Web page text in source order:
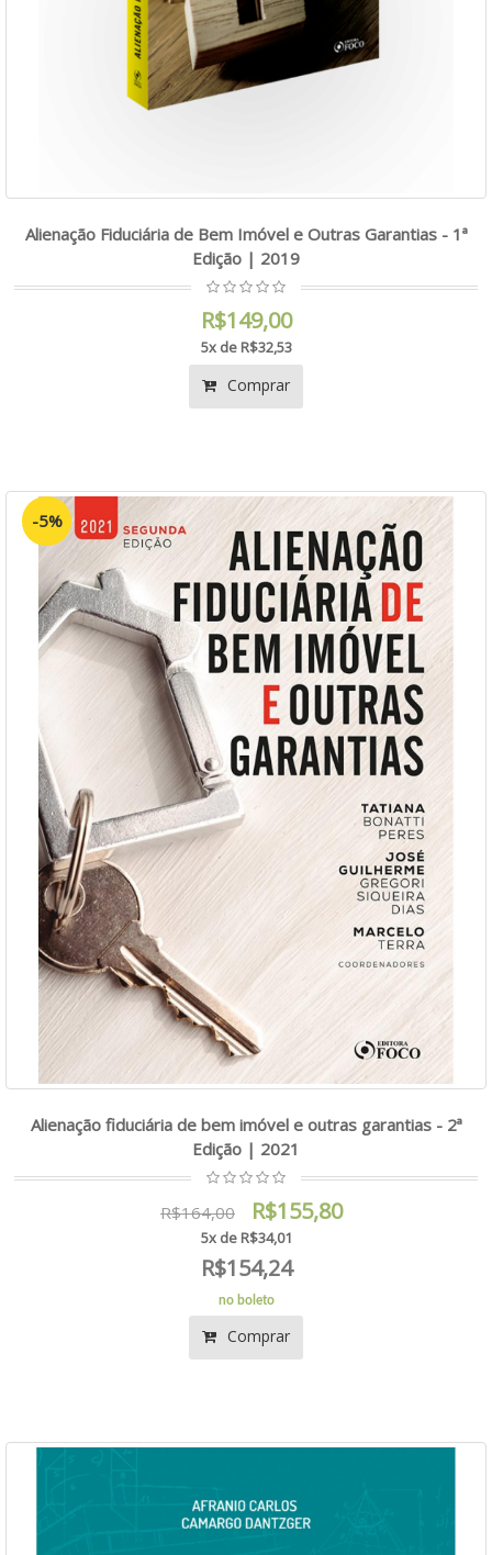
Alienação Fiduciária de Bem Imóvel e Outras Garantias - 1ª
Edição | 2019
R$149,00
5x de R$32,53
Comprar
-5%
Alienação fiduciária de bem imóvel e outras garantias - 2ª
Edição | 2021
R$164,00 R$155,80
5x de R$34,01
R$154,24
no boleto
Comprar